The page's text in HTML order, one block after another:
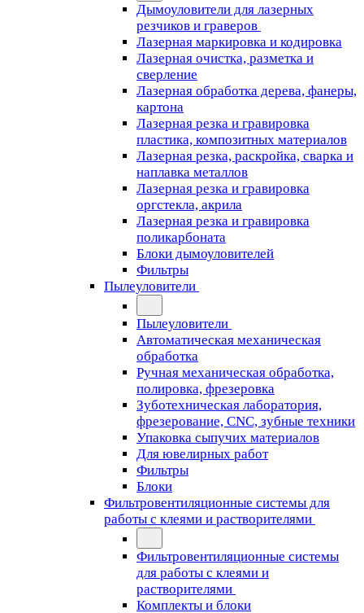
Дымоуловители для лазерных
резчиков и граверов
Лазерная маркировка и кодировка
Лазерная очистка, разметка и
сверление
Лазерная обработка дерева, фанеры,
картона
Лазерная резка и гравировка
пластика, композитных материалов
Лазерная резка, раскройка, сварка и
наплавка металлов
Лазерная резка и гравировка
оргстекла, акрила
Лазерная резка и гравировка
поликарбоната
Блоки дымоуловителей
Фильтры
Пылеуловители
Пылеуловители
Автоматическая механическая
обработка
Ручная механическая обработка,
полировка, фрезеровка
Зуботехническая лаборатория,
фрезерование, CNC, зубные техники
Упаковка сыпучих материалов
Для ювелирных работ
Фильтры
Блоки
Фильтровентиляционные системы для
работы с клеями и растворителями
Фильтровентиляционные системы
для работы с клеями и
растворителями
Комплекты и блоки